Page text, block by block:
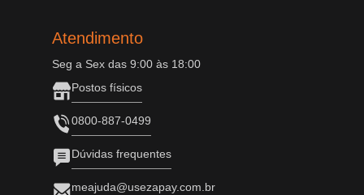
Atendimento
Seg a Sex das 9:00 às 18:00
Postos físicos
0800-887-0499
Dúvidas frequentes
meajuda@usezapay.com.br